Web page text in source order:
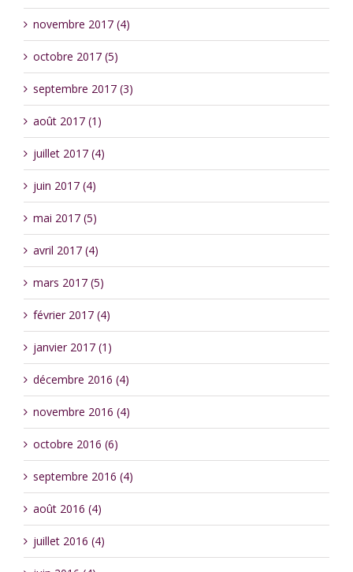
novembre 2017 (4)
octobre 2017 (5)
septembre 2017 (3)
août 2017 (1)
juillet 2017 (4)
juin 2017 (4)
mai 2017 (5)
avril 2017 (4)
mars 2017 (5)
février 2017 (4)
janvier 2017 (1)
décembre 2016 (4)
novembre 2016 (4)
octobre 2016 (6)
septembre 2016 (4)
août 2016 (4)
juillet 2016 (4)